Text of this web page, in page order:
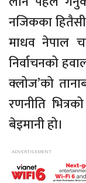
नजिकका
माधव नेपाल
निर्वाचनको
क्लोज’को
रणनीति
बेइमानी हो।